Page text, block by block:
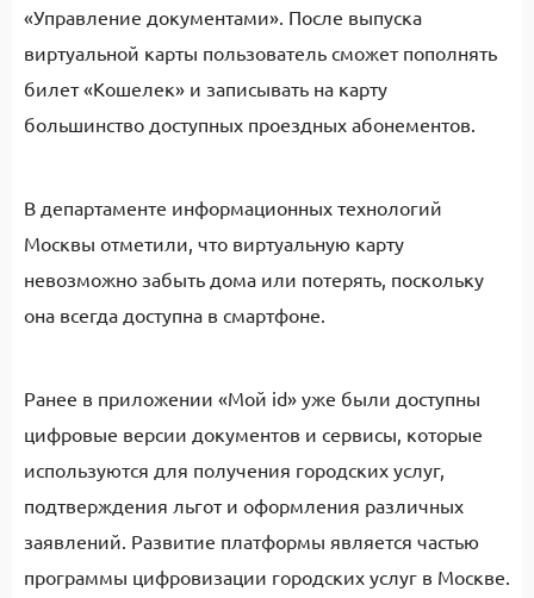
«Управление документами». После выпуска
виртуальной карты пользователь сможет пополнять
билет «Кошелек» и записывать на карту
большинство доступных проездных абонементов.
В департаменте информационных технологий
Москвы отметили, что виртуальную карту
невозможно забыть дома или потерять, поскольку
она всегда доступна в смартфоне.
Ранее в приложении «Мой id» уже были доступны
цифровые версии документов и сервисы, которые
используются для получения городских услуг,
подтверждения льгот и оформления различных
заявлений. Развитие платформы является частью
программы цифровизации городских услуг в Москве.